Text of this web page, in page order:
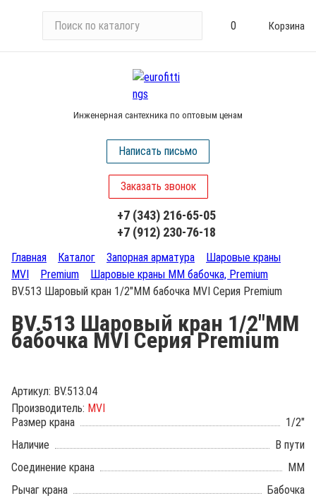
и
у
0 Корзина
Инженерная сантехника по оптовым ценам
Написать письмо
Заказать звонок
+7 (343) 216-65-05
+7 (912) 230-76-18
Главная Каталог Запорная арматура
Шаровые краны
MVI
Premium
Шаровые краны ММ бабочка, Premium
BV.513 Шаровый кран 1/2"ММ бабочка MVI Серия Premium
BV.513 Шаровый кран 1/2"ММ
бабочка MVI Серия Premium
Артикул: BV.513.04
Производитель: MVI
Размер крана
1/2"
Наличие
В пути
Соединение крана
ММ
Рычаг крана
Бабочка